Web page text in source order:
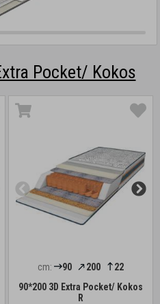
Pocket/ Kokos
cm: 90 200
22
90*200 3D Extra Pocket/ Kokos
R